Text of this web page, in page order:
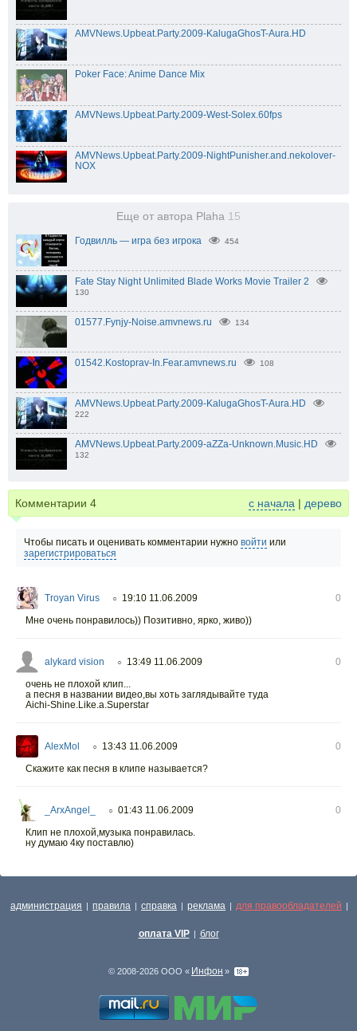
AMVNews.Upbeat.Party.2009-KalugaGhosT-Aura.HD
Poker Face: Anime Dance Mix
AMVNews.Upbeat.Party.2009-West-Solex.60fps
AMVNews.Upbeat.Party.2009-NightPunisher.and.nekolover-
NOX
Еще от автора Plaha 15
Годвилль — игра без игрока 454
Fate Stay Night Unlimited Blade Works Movie Trailer 2
130
01577.Fynjy-Noise.amvnews.ru 134
01542.Kostoprav-In.Fear.amvnews.ru 108
AMVNews.Upbeat.Party.2009-KalugaGhosT-Aura.HD
222
AMVNews.Upbeat.Party.2009-aZZa-Unknown.Music.HD
132
Комментарии 4 с начала | дерево
Чтобы писать и оценивать комментарии нужно войти или
зарегистрироваться
Troyan Virus ○ 19:10 11.06.2009
0
Мне очень понравилось)) Позитивно, ярко, живо))
alykard vision ○ 13:49 11.06.2009
0
очень не плохой клип...
а песня в названии видео,вы хоть заглядывайте туда
Aichi-Shine.Like.a.Superstar
AlexMol ○ 13:43 11.06.2009
0
Скажите как песня в клипе называется?
_ArxAngel_ ○ 01:43 11.06.2009
0
Клип не плохой,музыка понравилась.
ну думаю 4ку поставлю)
администрация | правила | справка | реклама | для правообладателей |
оплата VIP | блог
© 2008-2026 ООО « Инфон »